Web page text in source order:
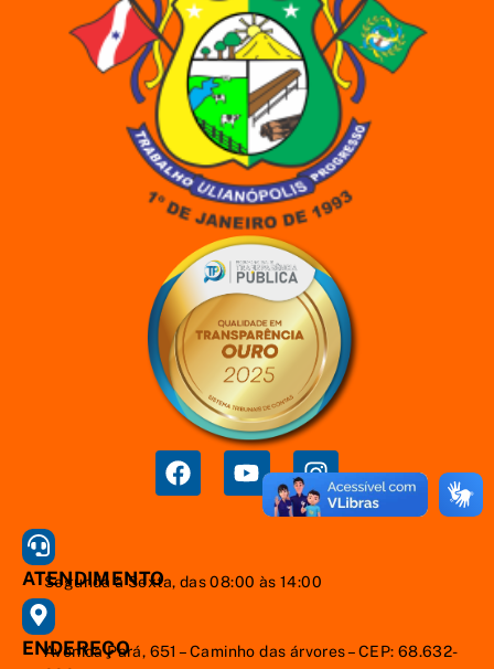
ATENDIMENTO
Segunda à Sexta, das 08:00 às 14:00
ENDEREÇO
Avenida Pará, 651 – Caminho das árvores – CEP: 68.632-